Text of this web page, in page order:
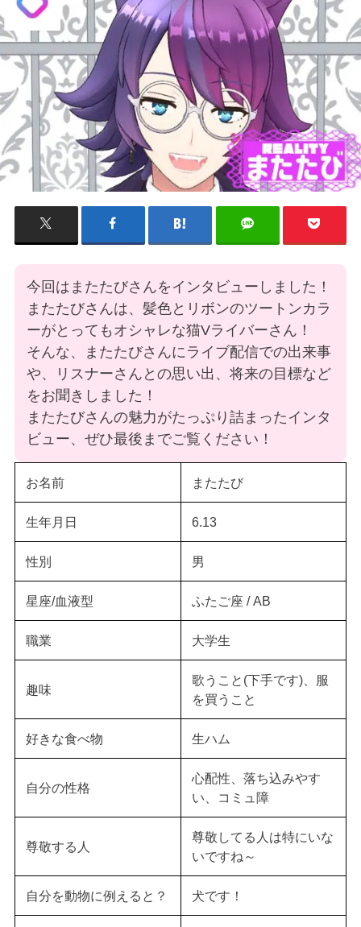
今回はまたたびさんをインタビューしました！
またたびさんは、髪色とリボンのツートンカラ
ーがとってもオシャレな猫Vライバーさん！
そんな、またたびさんにライブ配信での出来事
や、リスナーさんとの思い出、将来の目標など
をお聞きしました！
またたびさんの魅力がたっぷり詰まったインタ
ビュー、ぜひ最後までご覧ください！
お名前 またたび
生年月日 6.13
性別 男
星座/血液型 ふたご座 / AB
職業 大学生
趣味
歌うこと(下手です)、服
を買うこと
好きな食べ物 生ハム
自分の性格
心配性、落ち込みやす
い、コミュ障
尊敬する人
尊敬してる人は特にいな
いですね～
自分を動物に例えると？ 犬です！